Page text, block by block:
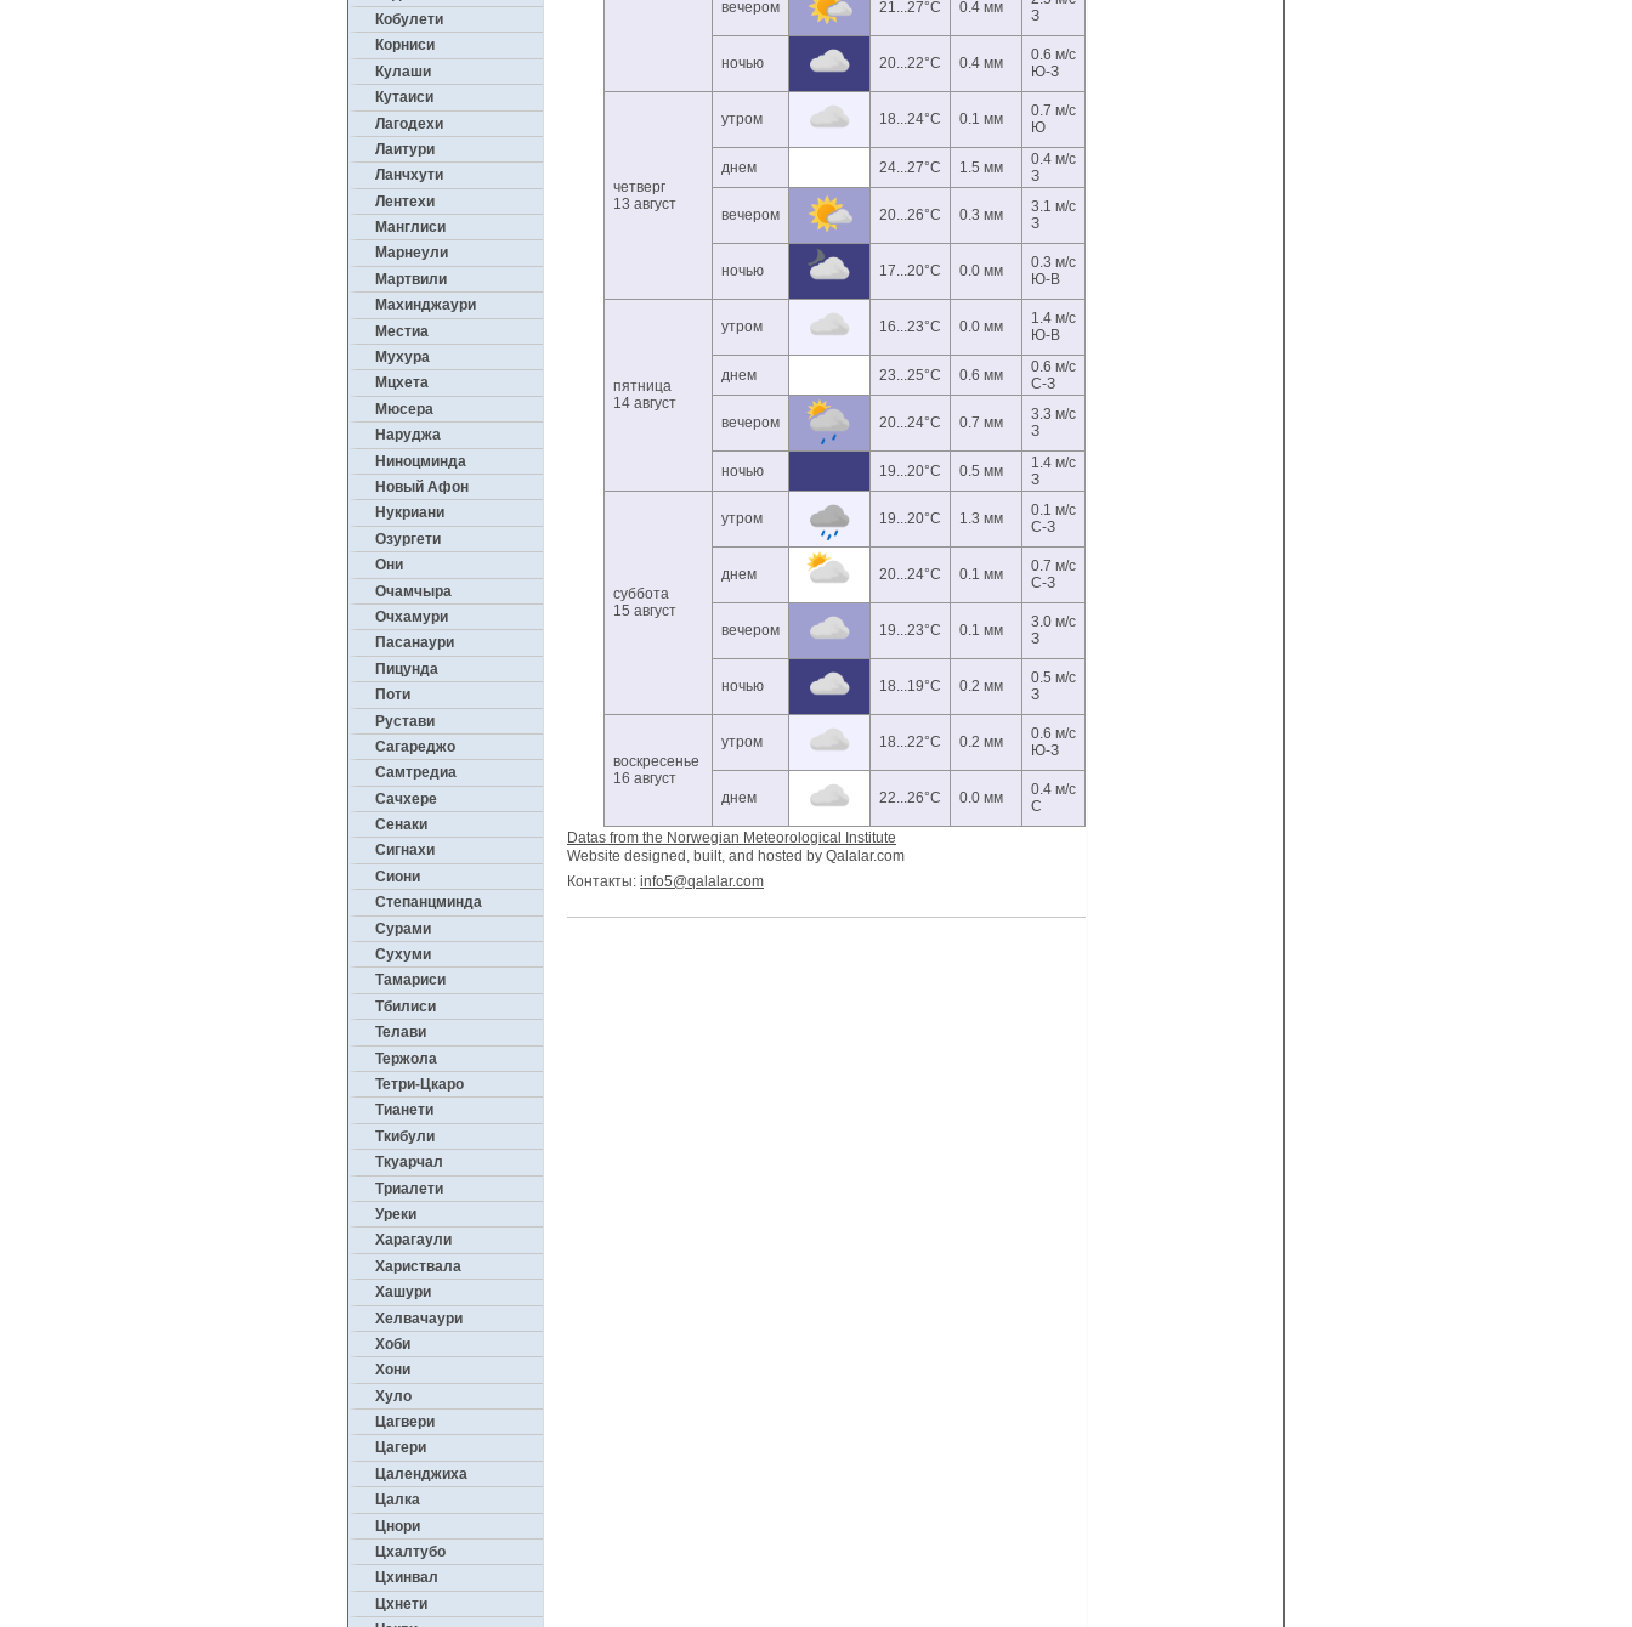
Кобулети
Корниси
Кулаши
Кутаиси
Лагодехи
Лаитури
Ланчхути
Лентехи
Манглиси
Марнеули
Мартвили
Махинджаури
Местиа
Мухура
Мцхета
Мюсера
Наруджа
Ниноцминда
Новый Афон
Нукриани
Озургети
Они
Очамчыра
Очхамури
Пасанаури
Пицунда
Поти
Рустави
Сагареджо
Самтредиа
Сачхере
Сенаки
Сигнахи
Сиони
Степанцминда
Сурами
Сухуми
Тамариси
Тбилиси
Телави
Тержола
Тетри-Цкаро
Тианети
Ткибули
Ткуарчал
Триалети
Уреки
Харагаули
Хариствала
Хашури
Хелвачаури
Хоби
Хони
Хуло
Цагвери
Цагери
Цаленджиха
Цалка
Цнори
Цхалтубо
Цхинвал
Цхнети
вечером 21...27°C 0.4 мм
З
ночью 20...22°C 0.4 мм
0.6 м/с
Ю-З
четверг
13 август
утром 18...24°C 0.1 мм
0.7 м/с
Ю
днем 24...27°C 1.5 мм
0.4 м/с
З
вечером 20...26°C 0.3 мм
3.1 м/с
З
ночью 17...20°C 0.0 мм
0.3 м/с
Ю-В
пятница
14 август
утром 16...23°C 0.0 мм
1.4 м/с
Ю-В
днем 23...25°C 0.6 мм
0.6 м/с
С-З
вечером 20...24°C 0.7 мм
3.3 м/с
З
ночью 19...20°C 0.5 мм
1.4 м/с
З
суббота
15 август
утром 19...20°C 1.3 мм
0.1 м/с
С-З
днем 20...24°C 0.1 мм
0.7 м/с
С-З
вечером 19...23°C 0.1 мм
3.0 м/с
З
ночью 18...19°C 0.2 мм
0.5 м/с
З
воскресенье
16 август
утром 18...22°C 0.2 мм
0.6 м/с
Ю-З
днем 22...26°C 0.0 мм
0.4 м/с
С
Datas from the Norwegian Meteorological Institute
Website designed, built, and hosted by Qalalar.com
Контакты: info5@qalalar.com